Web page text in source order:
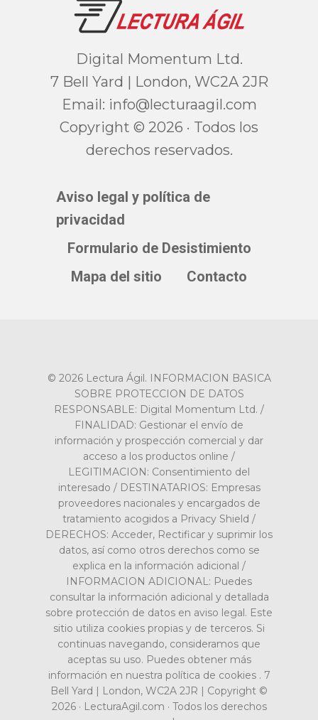
Digital Momentum Ltd.
7 Bell Yard | London, WC2A 2JR
Email: moc.ligaarutcel@ofni
Copyright © 2026 · Todos los
derechos reservados.
Aviso legal y política de
privacidad
Formulario de Desistimiento
Mapa del sitio
Contacto
© 2026 Lectura Ágil. INFORMACION BASICA
SOBRE PROTECCION DE DATOS
RESPONSABLE: Digital Momentum Ltd. /
FINALIDAD: Gestionar el envío de
información y prospección comercial y dar
acceso a los productos online /
LEGITIMACION: Consentimiento del
interesado / DESTINATARIOS: Empresas
proveedores nacionales y encargados de
tratamiento acogidos a Privacy Shield /
DERECHOS: Acceder, Rectificar y suprimir los
datos, así como otros derechos como se
explica en la información adicional /
INFORMACION ADICIONAL: Puedes
consultar la información adicional y detallada
sobre protección de datos en aviso legal. Este
sitio utiliza cookies propias y de terceros. Si
continuas navegando, consideramos que
aceptas su uso. Puedes obtener más
información en nuestra política de cookies . 7
Bell Yard | London, WC2A 2JR | Copyright ©
2026 · LecturaAgil.com · Todos los derechos